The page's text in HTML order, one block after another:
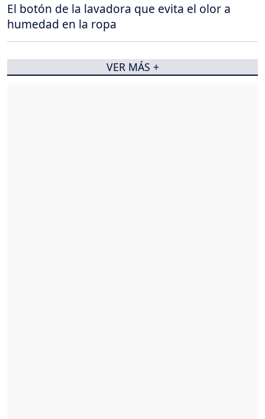
El botón de la lavadora que evita el olor a
humedad en la ropa
VER MÁS +